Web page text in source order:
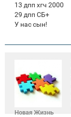
13 дпп хгч 2000
29 дпп СБ+
У нас сын!
Новая Жизнь